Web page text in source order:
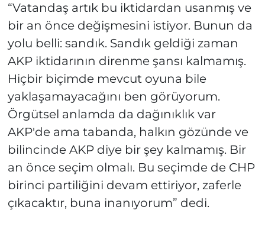
“Vatandaş artık bu iktidardan usanmış ve
bir an önce değişmesini istiyor. Bunun da
yolu belli: sandık. Sandık geldiği zaman
AKP iktidarının direnme şansı kalmamış.
Hiçbir biçimde mevcut oyuna bile
yaklaşamayacağını ben görüyorum.
Örgütsel anlamda da dağınıklık var
AKP'de ama tabanda, halkın gözünde ve
bilincinde AKP diye bir şey kalmamış. Bir
an önce seçim olmalı. Bu seçimde de CHP
birinci partiliğini devam ettiriyor, zaferle
çıkacaktır, buna inanıyorum” dedi.